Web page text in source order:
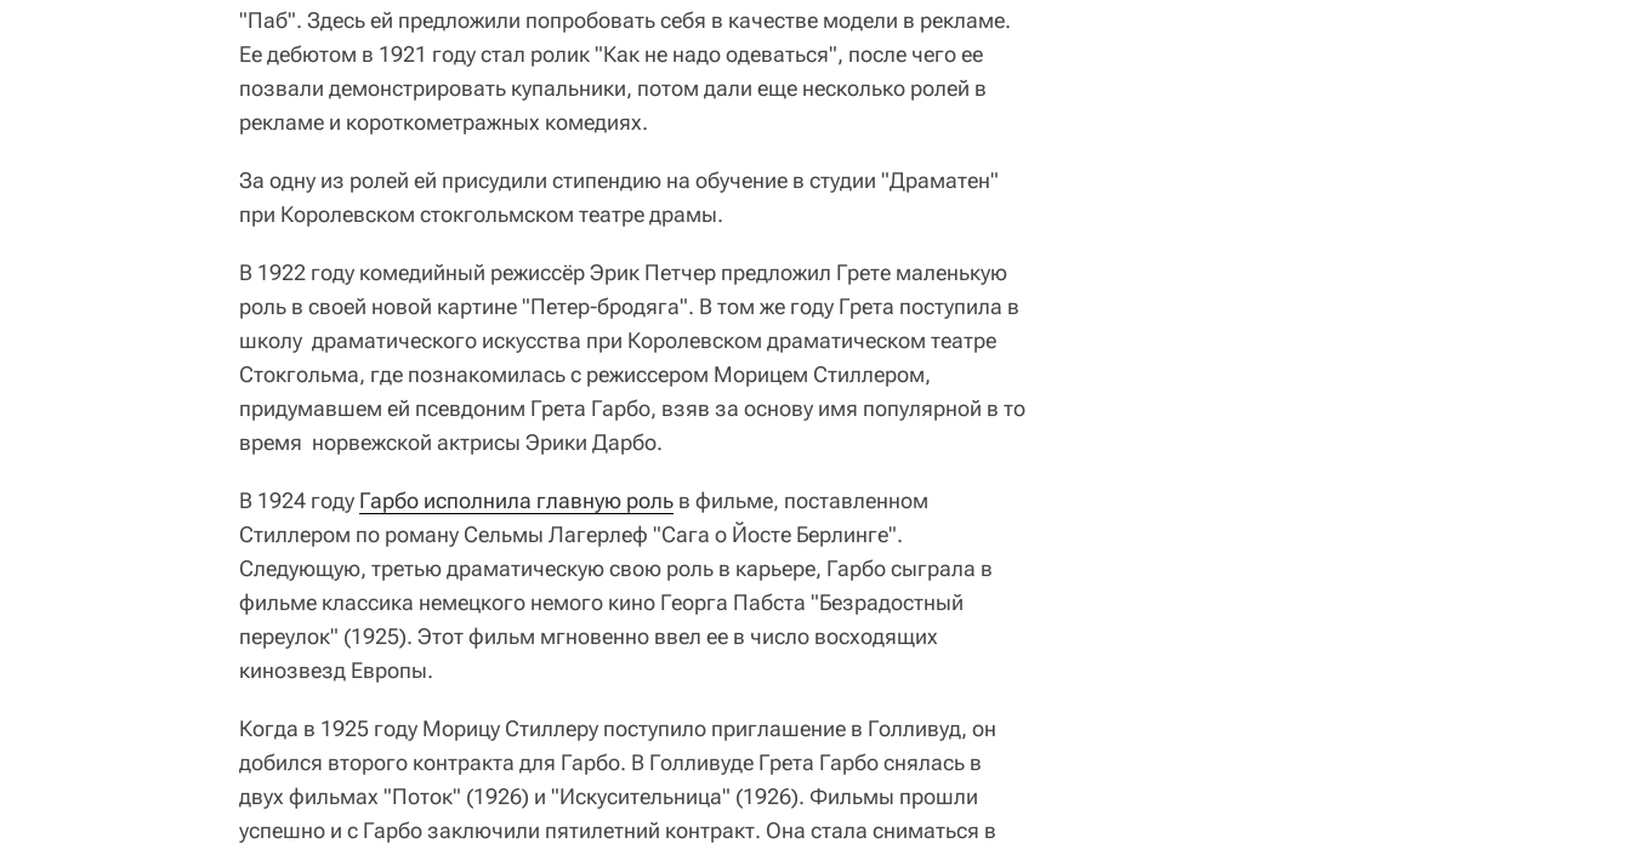
"Паб". Здесь ей предложили попробовать себя в качестве модели в рекламе.
Ее дебютом в 1921 году стал ролик "Как не надо одеваться", после чего ее
позвали демонстрировать купальники, потом дали еще несколько ролей в
рекламе и короткометражных комедиях.
За одну из ролей ей присудили стипендию на обучение в студии "Драматен"
при Королевском стокгольмском театре драмы.
В 1922 году комедийный режиссёр Эрик Петчер предложил Грете маленькую
роль в своей новой картине "Петер-бродяга". В том же году Грета поступила в
школу драматического искусства при Королевском драматическом театре
Стокгольма, где познакомилась с режиссером Морицем Стиллером,
придумавшем ей псевдоним Грета Гарбо, взяв за основу имя популярной в то
время норвежской актрисы Эрики Дарбо.
В 1924 году Гарбо исполнила главную роль в фильме, поставленном
Стиллером по роману Сельмы Лагерлеф "Сага о Йосте Берлинге".
Следующую, третью драматическую свою роль в карьере, Гарбо сыграла в
фильме классика немецкого немого кино Георга Пабста "Безрадостный
переулок" (1925). Этот фильм мгновенно ввел ее в число восходящих
кинозвезд Европы.
Когда в 1925 году Морицу Стиллеру поступило приглашение в Голливуд, он
добился второго контракта для Гарбо. В Голливуде Грета Гарбо снялась в
двух фильмах "Поток" (1926) и "Искусительница" (1926). Фильмы прошли
успешно и с Гарбо заключили пятилетний контракт. Она стала сниматься в